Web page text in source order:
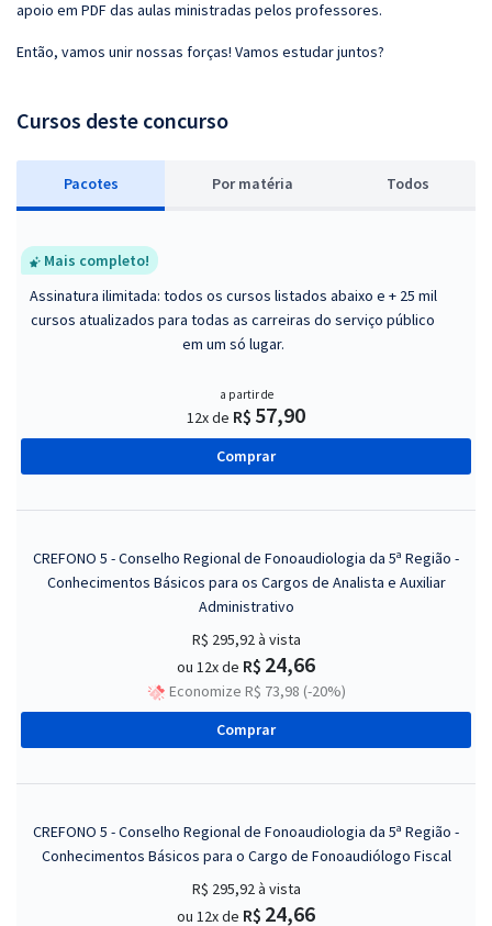
apoio em PDF das aulas ministradas pelos professores.
Então, vamos unir nossas forças! Vamos estudar juntos?
Cursos deste concurso
Pacotes Por matéria Todos
Mais completo!
Assinatura ilimitada: todos os cursos listados abaixo e + 25 mil
cursos atualizados para todas as carreiras do serviço público
em um só lugar.
a partir de
12x de R$ 57,90
Comprar
CREFONO 5 - Conselho Regional de Fonoaudiologia da 5ª Região -
Conhecimentos Básicos para os Cargos de Analista e Auxiliar
Administrativo
R$ 295,92à vista
ou 12x de R$ 24,66
Economize R$ 73,98 (-20%)
Comprar
CREFONO 5 - Conselho Regional de Fonoaudiologia da 5ª Região -
Conhecimentos Básicos para o Cargo de Fonoaudiólogo Fiscal
R$ 295,92à vista
ou 12x de R$ 24,66